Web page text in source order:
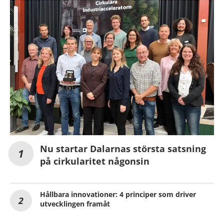
Nu startar Dalarnas största satsning
på cirkularitet någonsin
Hållbara innovationer: 4 principer som driver
utvecklingen framåt